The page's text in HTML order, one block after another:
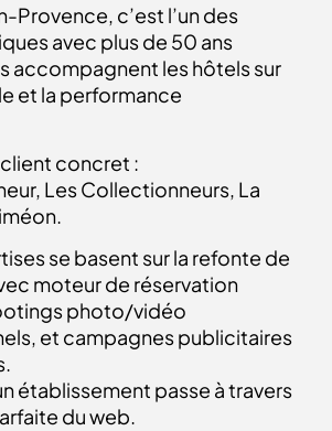
Provence, c’est l’un des
avec plus de 50 ans
accompagnent les hôtels sur
et la performance
concret :
Les Collectionneurs, La
se basent sur la refonte de
moteur de réservation
photo/vidéo
et campagnes publicitaires
établissement passe à travers
du web.